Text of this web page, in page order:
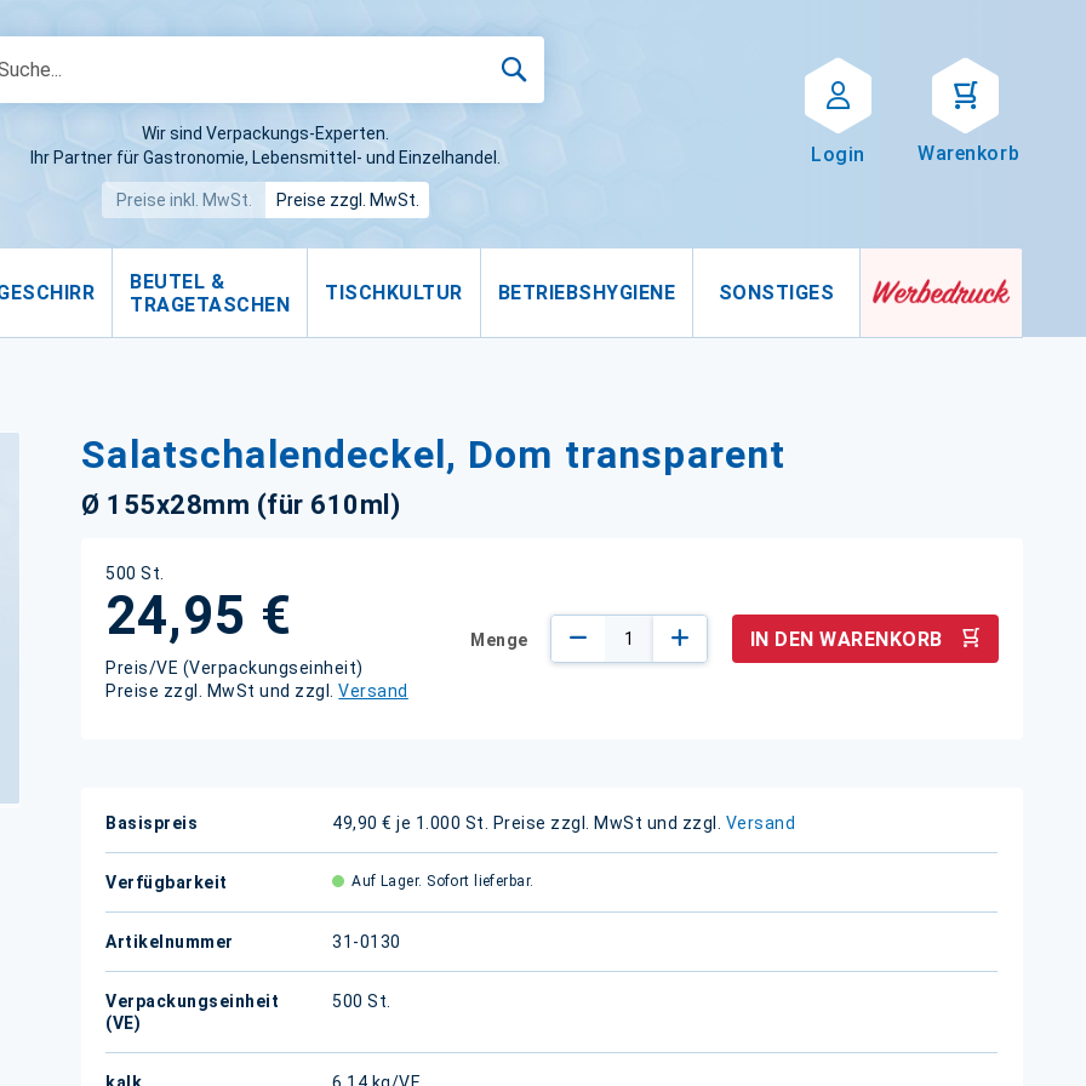
Wir sind Verpackungs-Experten.
Ihr Partner für Gastronomie, Lebensmittel- und Einzelhandel.
Preise inkl. MwSt. Preise zzgl. MwSt.
Login Warenkorb
BEUTEL &
TRAGETASCHEN
TISCHKULTUR BETRIEBSHYGIENE SONSTIGES
Salatschalendeckel, Dom transparent
Ø 155x28mm (für 610ml)
500 St.
24,95 €
Preis/VE (Verpackungseinheit)
Preise zzgl. MwSt und zzgl.Versand
Menge IN DEN WARENKORB
Weitere
Basispreis 49,90 € je 1.000 St. Preise zzgl. MwSt und zzgl. Versand
Verfügbarkeit Auf Lager. Sofort lieferbar.
Artikelnummer 31-0130
Verpackungseinheit
(VE)
500 St.